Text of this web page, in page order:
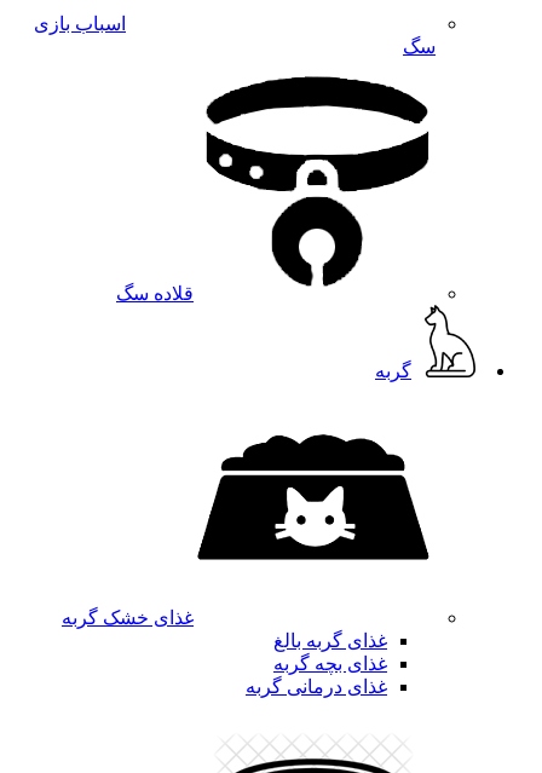
اسباب بازی
سگ
قلاده سگ
گربه
غذای خشک گربه
غذای گربه بالغ
غذای بچه گربه
غذای درمانی گربه